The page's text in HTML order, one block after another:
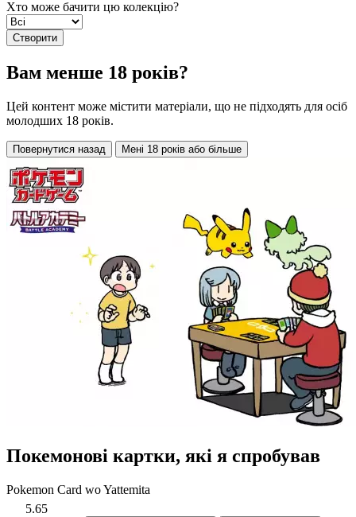
Хто може бачити цю колекцію?
Створити
Вам менше 18 років?
Цей контент може містити матеріали, що не підходять для осіб
молодших 18 років.
Повернутися назад Мені 18 років або більше
Покемонові картки, які я спробував
Pokemon Card wo Yattemita
5.65